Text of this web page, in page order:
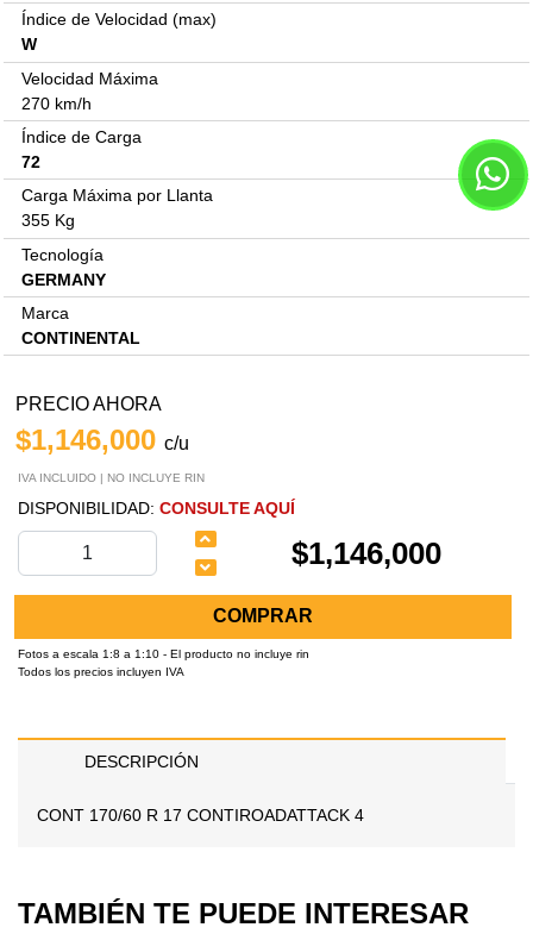
Índice de Velocidad (max)
W
Velocidad Máxima
270 km/h
Índice de Carga
72
Carga Máxima por Llanta
355 Kg
Tecnología
GERMANY
Marca
CONTINENTAL
PRECIO AHORA
$1,146,000 c/u
IVA INCLUIDO | NO INCLUYE RIN
DISPONIBILIDAD: CONSULTE AQUÍ
$1,146,000
COMPRAR
Fotos a escala 1:8 a 1:10 - El producto no incluye rin
Todos los precios incluyen IVA
DESCRIPCIÓN
CONT 170/60 R 17 CONTIROADATTACK 4
TAMBIÉN TE PUEDE INTERESAR